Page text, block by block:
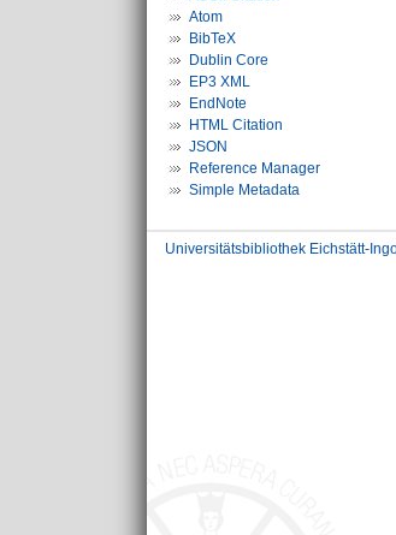
Atom
BibTeX
Dublin Core
EP3 XML
EndNote
HTML Citation
JSON
Reference Manager
Simple Metadata
Universitätsbibliothek Eichstätt-